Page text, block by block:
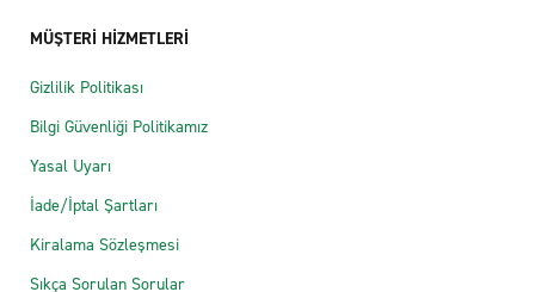
MÜŞTERİ HİZMETLERİ
Gizlilik Politikası
Bilgi Güvenliği Politikamız
Yasal Uyarı
İade/İptal Şartları
Kiralama Sözleşmesi
Sıkça Sorulan Sorular